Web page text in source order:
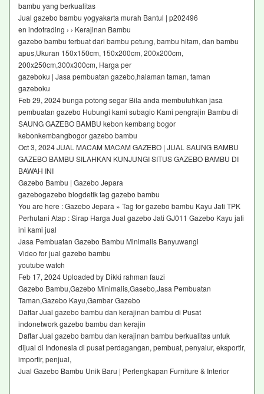
bambu yang berkualitas
Jual gazebo bambu yogyakarta murah Bantul | p202496
en indotrading › › Kerajinan Bambu
gazebo bambu terbuat dari bambu petung, bambu hitam, dan bambu
apus,Ukuran 150x150cm, 150x200cm, 200x200cm,
200x250cm,300x300cm, Harga per
gazeboku | Jasa pembuatan gazebo,halaman taman, taman
gazeboku
Feb 29, 2024 bunga potong segar Bila anda membutuhkan jasa
pembuatan gazebo Hubungi kami subagio Kami pengrajin Bambu di
SAUNG GAZEBO BAMBU kebon kembang bogor
kebonkembangbogor gazebo bambu
Oct 3, 2024 JUAL MACAM MACAM GAZEBO | JUAL SAUNG BAMBU
GAZEBO BAMBU SILAHKAN KUNJUNGI SITUS GAZEBO BAMBU DI
BAWAH INI
Gazebo Bambu | Gazebo Jepara
gazebogazebo blogdetik tag gazebo bambu
You are here : Gazebo Jepara » Tag for gazebo bambu Kayu Jati TPK
Perhutani Atap : Sirap Harga Jual gazebo Jati GJ011 Gazebo Kayu jati
ini kami jual
Jasa Pembuatan Gazebo Bambu Minimalis Banyuwangi
Video for jual gazebo bambu
youtube watch
Feb 17, 2024 Uploaded by Dikki rahman fauzi
Gazebo Bambu,Gazebo Minimalis,Gasebo,Jasa Pembuatan
Taman,Gazebo Kayu,Gambar Gazebo
Daftar Jual gazebo bambu dan kerajinan bambu di Pusat
indonetwork gazebo bambu dan kerajin
Daftar Jual gazebo bambu dan kerajinan bambu berkualitas untuk
dijual di Indonesia di pusat perdagangan, pembuat, penyalur, eksportir,
importir, penjual,
Jual Gazebo Bambu Unik Baru | Perlengkapan Furniture & Interior‎